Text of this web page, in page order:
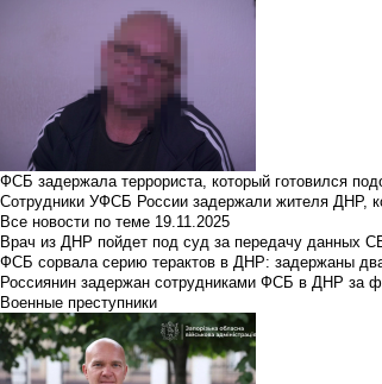
ФСБ задержала террориста, который готовился
Сотрудники УФСБ России задержали жителя ДНР,
Все новости по теме 19.11.2025
Врач из ДНР пойдет под суд за передачу данных
ФСБ сорвала серию терактов в ДНР: задержаны два
Россиянин задержан сотрудниками ФСБ в ДНР за
Военные преступники